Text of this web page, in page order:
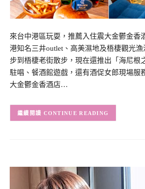
來台中港區玩耍，推薦入住震大金鬱金香
港知名三井outlet、高美濕地及梧棲觀光
步到梧棲老街散步，現在還推出「海尼根
駐唱、餐酒館遊戲，還有酒促女郎現場服
大金鬱金香酒店…
CONTINUE READING